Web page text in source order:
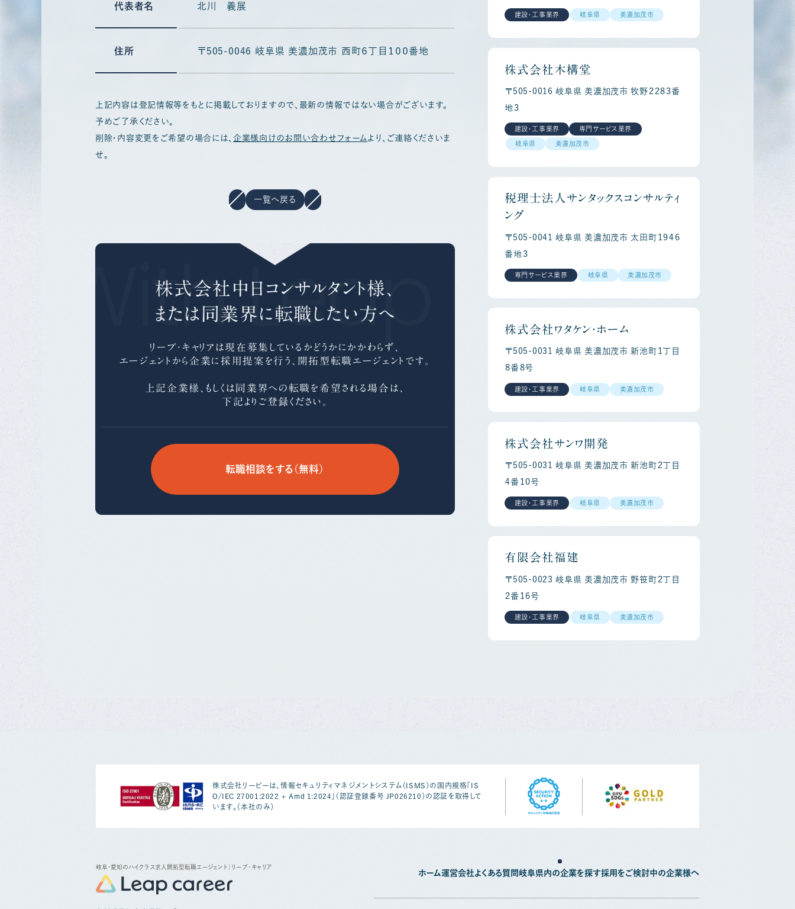
代表者名 北川 義展
住所 〒505-0046 岐阜県 美濃加茂市 西町６丁目１００番地
上記内容は登記情報等をもとに掲載しておりますので、最新の情報ではない場合がございます。
予めご了承ください。
削除・内容変更をご希望の場合には、企業様向けのお問い合わせフォーム より、ご連絡くださいま
せ。
一覧へ戻る
With Leap Career
株式会社中日コンサルタント様、
または同業界に転職したい方へ
リープ・キャリアは現在募集しているかどうかにかかわらず、
エージェントから企業に採用提案を行う、
開拓型転職エージェントです。
上記企業様、もしくは同業界への 転職を希望される場合は、
下記よりご登録ください。
転職相談をする（無料）
建設・工事業界 岐阜県 美濃加茂市
株式会社木構堂
〒505-0016 岐阜県 美濃加茂市 牧野２２８３番
地３
建設・工事業界 専門サービス業界
岐阜県 美濃加茂市
税理士法人サンタックスコンサルティ
ング
〒505-0041 岐阜県 美濃加茂市 太田町１９４６
番地３
専門サービス業界 岐阜県 美濃加茂市
株式会社ワタケン・ホーム
〒505-0031 岐阜県 美濃加茂市 新池町１丁目
８番８号
建設・工事業界 岐阜県 美濃加茂市
株式会社サンワ開発
〒505-0031 岐阜県 美濃加茂市 新池町２丁目
４番１０号
建設・工事業界 岐阜県 美濃加茂市
有限会社福建
〒505-0023 岐阜県 美濃加茂市 野笹町２丁目
２番１６号
建設・工事業界 岐阜県 美濃加茂市
株式会社リーピーは、情報セキュリティマネジメントシステム（ISMS）の国内規格「IS
O/IEC 27001:2022 + Amd 1:2024」（認証登録番号 JP026210）の認証を取得して
います。（本社のみ）
岐阜・愛知のハイクラス求人開拓型転職エージェント ｜リープ・キャリア
ホーム運営会社 よくある質問 岐阜県内の企業を探す採用をご検討中の企業様へ